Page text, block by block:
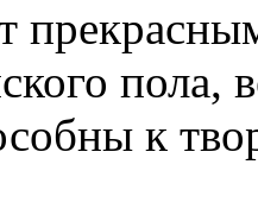
пола,
к